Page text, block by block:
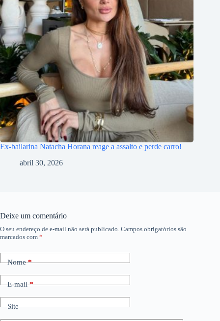
Ex-bailarina Natacha Horana reage a assalto e perde carro!
abril 30, 2026
Deixe um comentário
O seu endereço de e-mail não será publicado. Campos obrigatórios são
marcados com *
Nome*
E-mail*
Site